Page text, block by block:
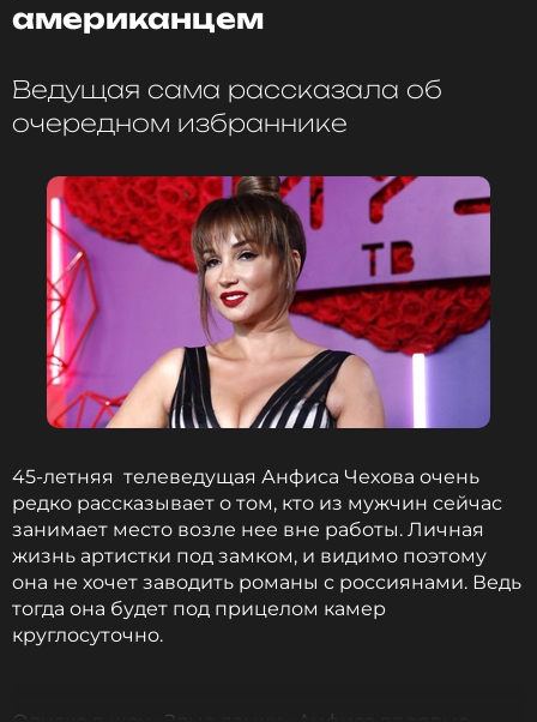
американцем
Ведущая сама рассказала об
очередном избраннике
45-летняя телеведущая Анфиса Чехова очень
редко рассказывает о том, кто из мужчин сейчас
занимает место возле нее вне работы. Личная
жизнь артистки под замком, и видимо поэтому
она не хочет заводить романы с россиянами. Ведь
тогда она будет под прицелом камер
круглосуточно.